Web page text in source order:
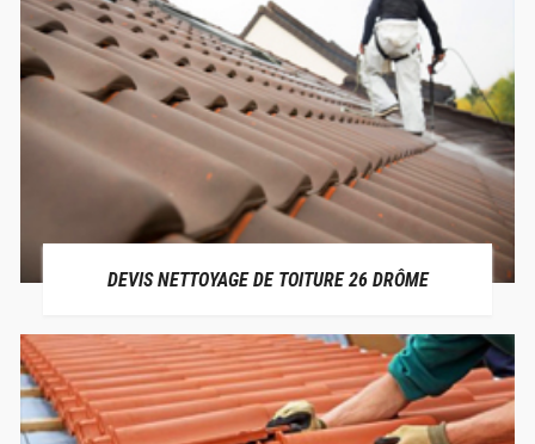
DEVIS NETTOYAGE DE TOITURE 26 DRÔME